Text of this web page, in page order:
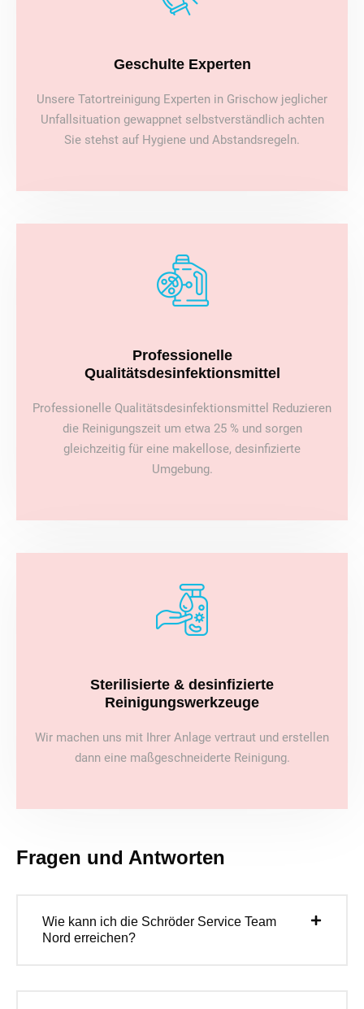
Geschulte Experten
Unsere Tatortreinigung Experten in Grischow jeglicher
Unfallsituation gewappnet selbstverständlich achten
Sie stehst auf Hygiene und Abstandsregeln.
Professionelle
Qualitätsdesinfektionsmittel
Professionelle Qualitätsdesinfektionsmittel Reduzieren
die Reinigungszeit um etwa 25 % und sorgen
gleichzeitig für eine makellose, desinfizierte
Umgebung.
Sterilisierte & desinfizierte
Reinigungswerkzeuge
Wir machen uns mit Ihrer Anlage vertraut und erstellen
dann eine maßgeschneiderte Reinigung.
Fragen und Antworten
Wie kann ich die Schröder Service Team
Nord erreichen?